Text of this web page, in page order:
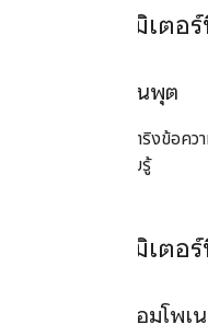
พารามิเตอ
อินพุต
สตริงข้อค
รับรู้
พารามิเต
คอมโพเ